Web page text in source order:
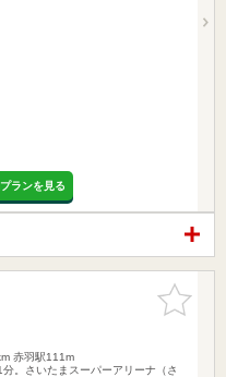
ランを見る
お気に入
りに追加
赤羽駅111m
。さいたまスーパーアリーナ（さ